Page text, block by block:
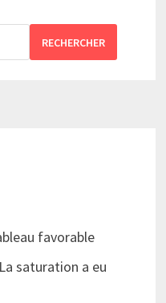
RECHERCHER
favorable
saturation a eu